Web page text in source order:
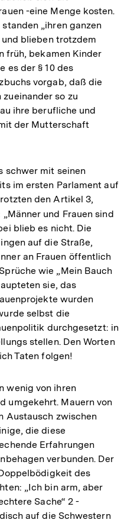
-eine Menge kosten.
„ihren ganzen
und blieben trotzdem
früh, bekamen Kinder
es der § 10 des
vorgab, daß die
so zu
ihre berufliche und
der Mutterschaft
schwer mit seinen
im ersten Parlament auf
den Artikel 3,
und Frauen sind
blieb es nicht. Die
auf die Straße,
an Frauen öffentlich
wie „Mein Bauch
sie, das
wurden
selbst die
durchgesetzt: in
stellen. Den Worten
Taten folgen!
wenig von ihren
umgekehrt. Mauern von
Austausch zwischen
die diese
Erfahrungen
verbunden. Der
des
„Ich bin arm, aber
Sache“ 2 -
auf die Schwestern